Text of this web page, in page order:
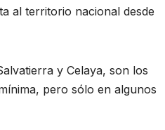
al territorio nacional desde
y Celaya, son los
pero sólo en algunos